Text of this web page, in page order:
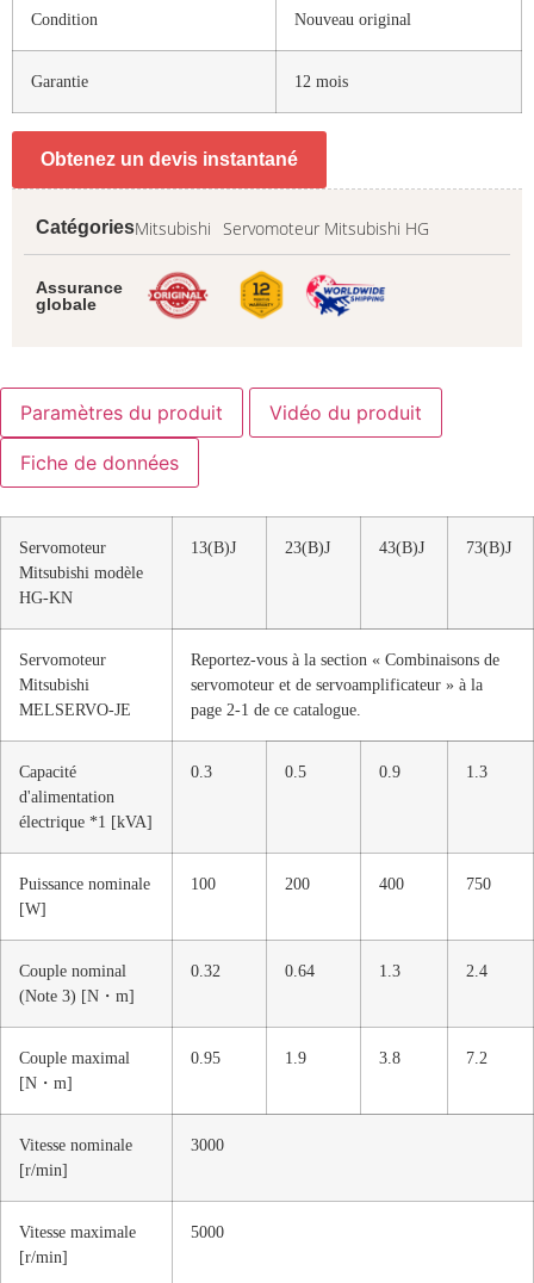
Condition Nouveau original
Garantie 12 mois
Obtenez un devis instantané
CatégoriesMitsubishi Servomoteur Mitsubishi HG
Assurance
globale
Paramètres du produit Vidéo du produit
Fiche de données
Servomoteur
Mitsubishi modèle
HG-KN
13(B)J 23(B)J 43(B)J 73(B)J
Servomoteur
Mitsubishi
MELSERVO-JE
Reportez-vous à la section « Combinaisons de
servomoteur et de servoamplificateur » à la
page 2-1 de ce catalogue.
Capacité
d'alimentation
électrique *1 [kVA]
0.3 0.5 0.9 1.3
Puissance nominale
[W]
100 200 400 750
Couple nominal
(Note 3) [N・m]
0.32 0.64 1.3 2.4
Couple maximal
[N・m]
0.95 1.9 3.8 7.2
Vitesse nominale
[r/min]
3000
Vitesse maximale
[r/min]
5000